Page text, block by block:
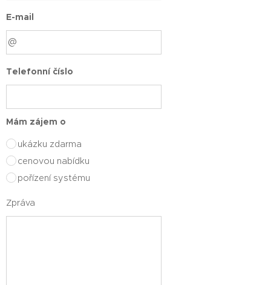
E-mail
Telefonní číslo
Mám zájem o
ukázku zdarma
cenovou nabídku
pořízení systému
Zpráva